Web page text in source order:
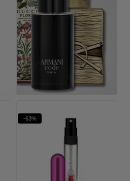
-63%